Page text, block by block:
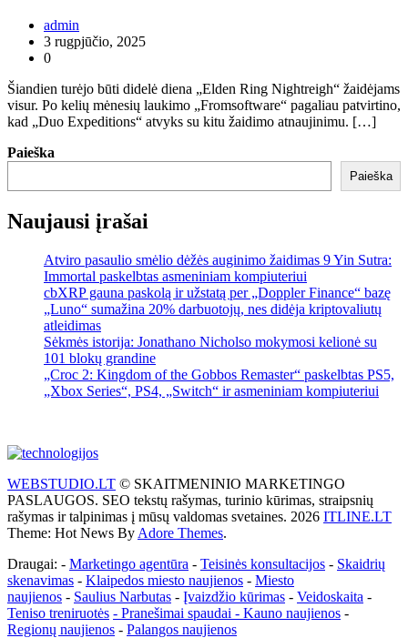
admin
3 rugpjūčio, 2025
0
Šiandien turėjo būti didelė diena „Elden Ring Nightreigh“ žaidėjams
visur. Po kelių mėnesių laukimo „Fromsoftware“ pagaliau patvirtino,
kad „Duo Expeditions“ atvyks su kitu žaidimo atnaujinimu. […]
Paieška
Paieška
Naujausi įrašai
Atviro pasaulio smėlio dėžės auginimo žaidimas 9 Yin Sutra:
Immortal paskelbtas asmeniniam kompiuteriui
cbXRP gauna paskolą ir užstatą per „Doppler Finance“ bazę
„Luno“ sumažina 20% darbuotojų, nes didėja kriptovaliutų
atleidimas
Sėkmės istorija: Jonathano Nicholso mokymosi kelionė su
101 blokų grandine
„Croc 2: Kingdom of the Gobbos Remaster“ paskelbtas PS5,
„Xbox Series“, PS4, „Switch“ ir asmeniniam kompiuteriui
WEBSTUDIO.LT © SKAITMENINIO MARKETINGO
PASLAUGOS. SEO tekstų rašymas, turinio kūrimas, straipsnių
rašymas ir talpinimas į mūsų valdomas svetaines. 2026 ITLINE.LT
Theme: Hot News By Adore Themes.
Draugai: - Marketingo agentūra - Teisinės konsultacijos - Skaidrių
skenavimas - Klaipedos miesto naujienos - Miesto
naujienos - Saulius Narbutas - Įvaizdžio kūrimas - Veidoskaita -
Teniso treniruotės - Pranešimai spaudai - Kauno naujienos -
Regionų naujienos - Palangos naujienos